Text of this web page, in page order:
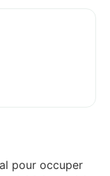
pour occuper